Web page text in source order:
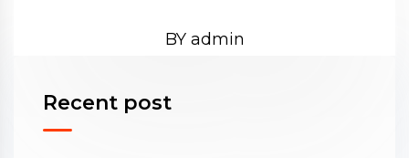
BY admin
Recent post